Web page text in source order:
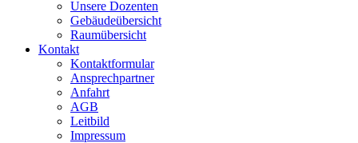
Unsere Dozenten
Gebäudeübersicht
Raumübersicht
Kontakt
Kontaktformular
Ansprechpartner
Anfahrt
AGB
Leitbild
Impressum